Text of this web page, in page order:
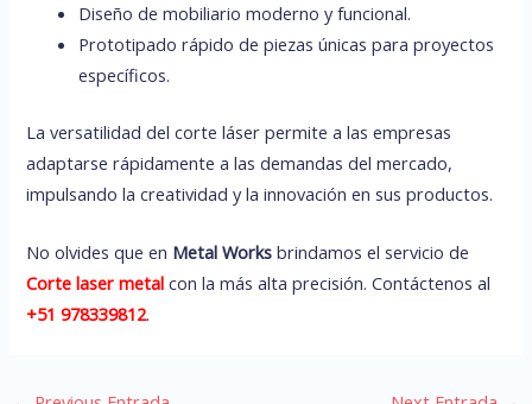
Diseño de mobiliario moderno y funcional.
Prototipado rápido de piezas únicas para proyectos
específicos.
La versatilidad del corte láser permite a las empresas
adaptarse rápidamente a las demandas del mercado,
impulsando la creatividad y la innovación en sus productos.
No olvides que en Metal Works brindamos el servicio de
Corte laser metal con la más alta precisión. Contáctenos al
+51 978339812.